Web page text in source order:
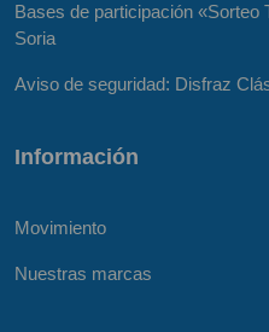
Bases de participación «Sorteo
Soria
Aviso de seguridad: Disfraz
Información
Movimiento
Nuestras marcas